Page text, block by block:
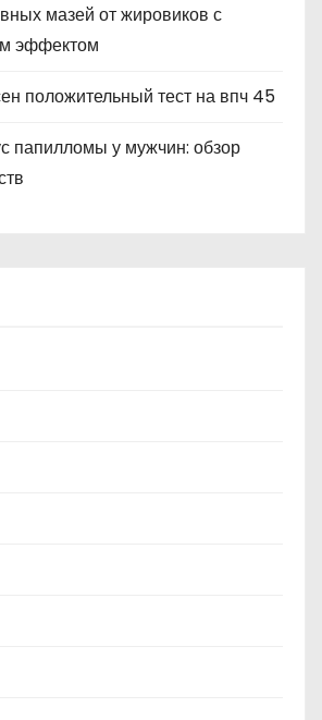
мазей от жировиков с
эффектом
положительный тест на впч 45
папилломы у мужчин: обзор